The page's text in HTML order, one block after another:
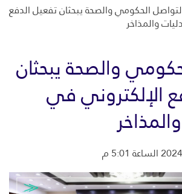
الحكومي والصحة يبحثان تفعيل الدفع
والمذاخر
والصحة يبحثان
الإلكتروني في